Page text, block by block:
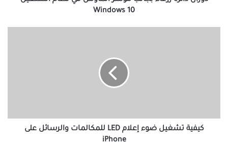
Windows 10
iPhone
كيفية تشغيل ضوء إعلام LED للمكالمات والرسائل على
iPhone